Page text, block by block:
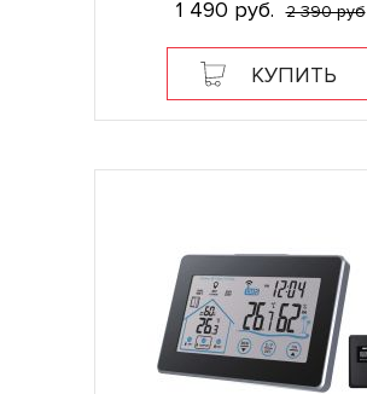
1 490 руб. 2 390 руб
КУПИТЬ